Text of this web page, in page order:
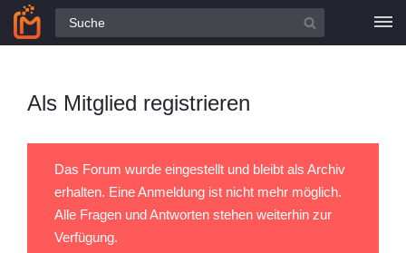
Alle Fragen
Als Mitglied registrieren
Das Forum wurde eingestellt und bleibt als Archiv
erhalten. Eine Anmeldung ist nicht mehr möglich.
Alle Fragen und Antworten stehen weiterhin zur
Verfügung.